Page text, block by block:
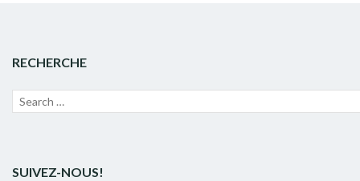
RECHERCHE
Recherche
SUIVEZ-NOUS!